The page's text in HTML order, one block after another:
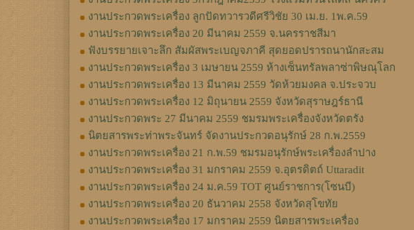
งานประกวดพระเครื่อง ลูกปัดทวารวดีศรีวิชัย 30 เม.ย. 1พ.ค.59
งานประกวดพระเครื่อง 20 มีนาคม 2559 จ.นครราชสีมา
ฟังบรรยายเจาะลึก สัมผัสพระเบญจภาคี สุดยอดปรารถนานักสะสม
งานประกวดพระเครื่อง 3 เมษายน 2559 ห้างเซ็นทรัลพลาซ่าพิษณุโลก
งานประกวดพระเครื่อง 13 มีนาคม 2559 วัดห้วยมงคล จ.ประจวบ
งานประกวดพระเครื่อง 12 มิถุนายน 2559 จังหวัดสุราษฎร์ธานี
งานประกวดพระ 27 มีนาคม 2559 ชมรมพระเครื่องจังหวัดตรัง
นิตยสารพระท่าพระจันทร์ จัดงานประกวดอนุรักษ์ 28 ก.พ.2559
งานประกวดพระเครื่อง 21 ก.พ.59 ชมรมอนุรักษ์พระเครื่องลำปาง
งานประกวดพระเครื่อง 31 มกราคม 2559 จ.อุตรดิตถ์ Uttaradit
งานประกวดพระเครื่อง 24 ม.ค.59 TOT ศูนย์ราชการ(โซนบี)
งานประกวดพระเครื่อง 20 ธันวาคม 2558 จังหวัดสุโขทัย
งานประกวดพระเครื่อง 17 มกราคม 2559 นิตยสารพระเครื่อง